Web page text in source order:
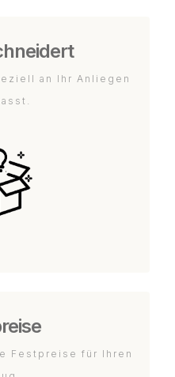
an Ihr Anliegen
Festpreise für Ihren